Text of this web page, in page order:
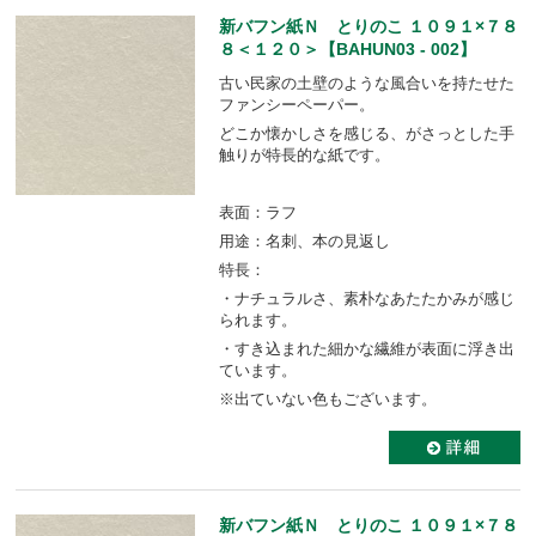
新バフン紙Ｎ とりのこ １０９１×７８
８＜１２０＞【BAHUN03 - 002】
古い民家の土壁のような風合いを持たせた
ファンシーペーパー。
どこか懐かしさを感じる、がさっとした手
触りが特長的な紙です。
表面：ラフ
用途：名刺、本の見返し
特長：
・ナチュラルさ、素朴なあたたかみが感じ
られます。
・すき込まれた細かな繊維が表面に浮き出
ています。
※出ていない色もございます。
新バフン紙Ｎ とりのこ １０９１×７８